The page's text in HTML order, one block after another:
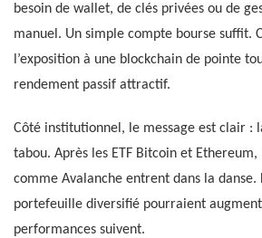
besoin de wallet, de clés privées ou de
manuel. Un simple compte bourse suffit.
l’exposition à une blockchain de pointe
rendement passif attractif.
Côté institutionnel, le message est clair :
tabou. Après les ETF Bitcoin et
comme Avalanche entrent dans la danse.
portefeuille diversifié pourraient
performances suivent.